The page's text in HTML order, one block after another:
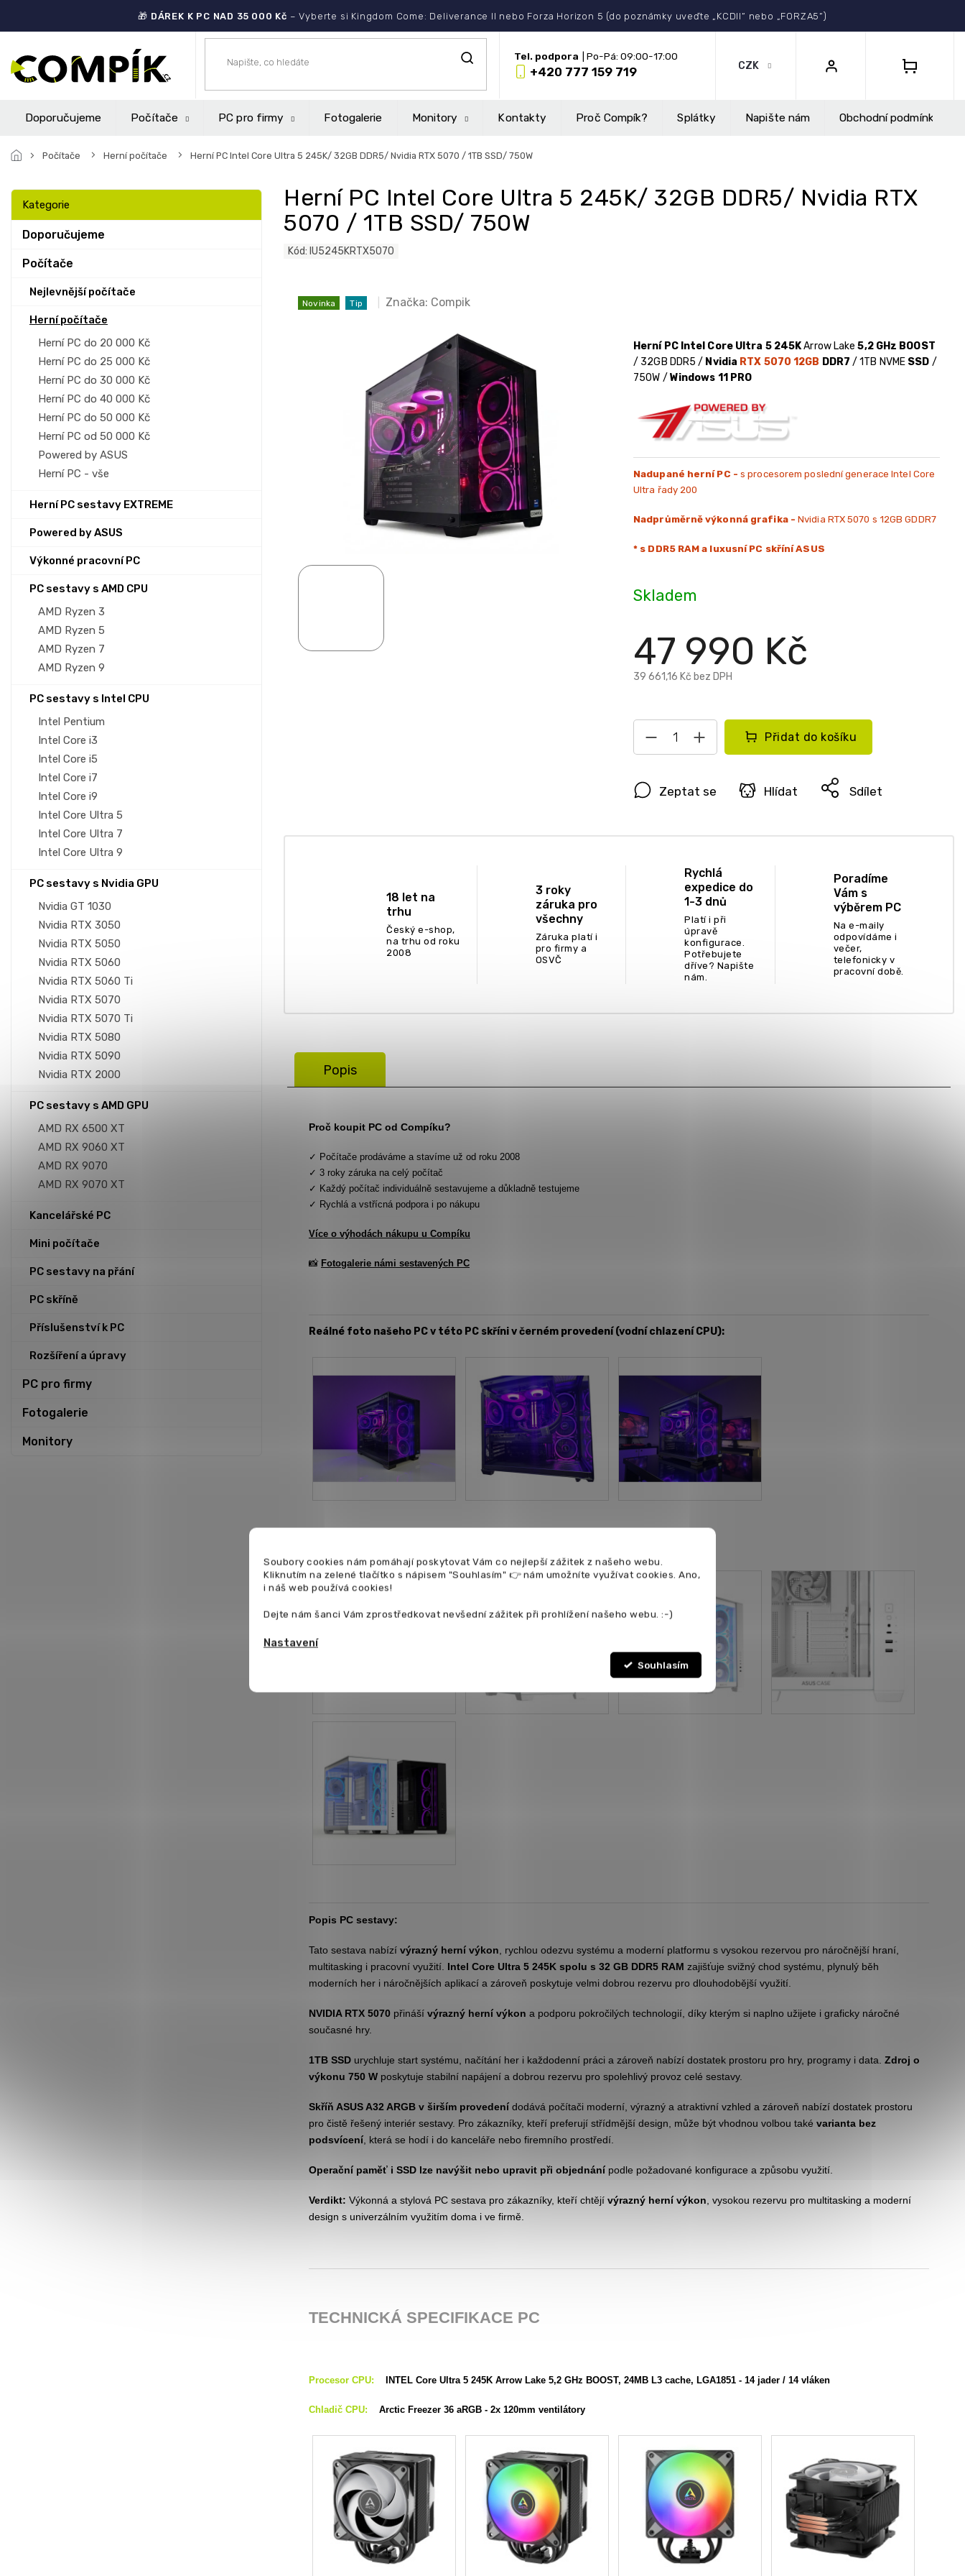
Soubory cookies nám pomáhají poskytovat Vám co nejlepší zážitek z našeho webu.
Kliknutím na zelené tlačítko s nápisem "Souhlasím" 👉 nám umožníte využívat cookies. Ano,
i náš web používá cookies!
Dejte nám šanci Vám zprostředkovat nevšední zážitek při prohlížení našeho webu. :-)
Nastavení
Souhlasím
🎁 DÁREK K PC NAD 35 000 Kč – Vyberte si Kingdom Come: Deliverance II nebo Forza Horizon 5 (do poznámky uveďte „KCDII“ nebo „FORZA5“)
+420 777 159 719 CZK
NÁKUPNÍ
Doporučujeme Počítače PC pro firmy Fotogalerie Monitory Kontakty Proč Compík? Splátky Napište nám Obchodní podmínky
Počítače Herní počítače Herní PC Intel Core Ultra 5 245K/ 32GB DDR5/ Nvidia RTX 5070 / 1TB SSD/ 750W
oPřeskočit
kategorie
Kategorie
Doporučujeme
Počítače
Nejlevnější počítače
Herní počítače
Herní PC do 20 000 Kč
Herní PC do 25 000 Kč
Herní PC do 30 000 Kč
Herní PC do 40 000 Kč
Herní PC do 50 000 Kč
Herní PC od 50 000 Kč
Powered by ASUS
Herní PC - vše
Herní PC sestavy EXTREME
Powered by ASUS
Výkonné pracovní PC
PC sestavy s AMD CPU
AMD Ryzen 3
AMD Ryzen 5
AMD Ryzen 7
AMD Ryzen 9
PC sestavy s Intel CPU
Intel Pentium
Intel Core i3
Intel Core i5
Intel Core i7
Intel Core i9
Intel Core Ultra 5
Intel Core Ultra 7
Intel Core Ultra 9
PC sestavy s Nvidia GPU
Nvidia GT 1030
Nvidia RTX 3050
Nvidia RTX 5050
Nvidia RTX 5060
Nvidia RTX 5060 Ti
Nvidia RTX 5070
Nvidia RTX 5070 Ti
Nvidia RTX 5080
Nvidia RTX 5090
Nvidia RTX 2000
PC sestavy s AMD GPU
AMD RX 6500 XT
AMD RX 9060 XT
AMD RX 9070
AMD RX 9070 XT
Kancelářské PC
Mini počítače
PC sestavy na přání
PC skříně
Příslušenství k PC
Rozšíření a úpravy
PC pro firmy
Fotogalerie
Monitory
Herní PC Intel Core Ultra 5 245K/ 32GB DDR5/ Nvidia RTX
5070 / 1TB SSD/ 750W
Kód: IU5245KRTX5070
Novinka Tip Značka: Compik
47 990 Kč
39 661,16 Kč bez DPH
Skladem
Přidat do košíku
Herní PC Intel Core Ultra 5 245KArrow Lake5,2 GHz BOOST
/ 32GB DDR5 / Nvidia RTX 5070 12GB DDR7 / 1TB NVME SSD /
750W / Windows 11 PRO
Nadupané herní PC - s procesorem poslední generace Intel Core
Ultra řady 200
Nadprůměrně výkonná grafika - Nvidia RTX 5070 s 12GB GDDR7
* s DDR5 RAM a luxusní PC skříní ASUS
Zeptat se Hlídat Sdílet
18 let na
trhu
Český e-shop,
na trhu od roku
2008
3 roky
záruka pro
všechny
Záruka platí i
pro firmy a
OSVČ
Rychlá
expedice do
1-3 dnů
Platí i při
úpravě
konfigurace.
Potřebujete
dříve? Napište
nám.
Poradíme
Vám s
výběrem PC
Na e-maily
odpovídáme i
večer,
telefonicky v
pracovní době.
Popis
Proč koupit PC od Compíku?
✓ Počítače prodáváme a stavíme už od roku 2008
✓ 3 roky záruka na celý počítač
✓ Každý počítač individuálně sestavujeme a důkladně testujeme
✓ Rychlá a vstřícná podpora i po nákupu
Více o výhodách nákupu u Compíku
📸 Fotogalerie námi sestavených PC
Reálné foto našeho PC v této PC skříni v černém provedení (vodní chlazení CPU):
Popis PC sestavy:
Tato sestava nabízí výrazný herní výkon , rychlou odezvu systému a moderní platformu s vysokou rezervou pro náročnější hraní,
multitasking i pracovní využití. Intel Core Ultra 5 245K spolu s 32 GB DDR5 RAM zajišťuje svižný chod systému, plynulý běh
moderních her i náročnějších aplikací a zároveň poskytuje velmi dobrou rezervu pro dlouhodobější využití.
NVIDIA RTX 5070 přináší výrazný herní výkon a podporu pokročilých technologií, díky kterým si naplno užijete i graficky náročné
současné hry.
1TB SSD urychluje start systému, načítání her i každodenní práci a zároveň nabízí dostatek prostoru pro hry, programy i data. Zdroj o
výkonu 750 W poskytuje stabilní napájení a dobrou rezervu pro spolehlivý provoz celé sestavy.
Skříň ASUS A32 ARGB v širším provedení dodává počítači moderní, výrazný a atraktivní vzhled a zároveň nabízí dostatek prostoru
pro čistě řešený interiér sestavy. Pro zákazníky, kteří preferují střídmější design, může být vhodnou volbou také varianta bez
podsvícení, která se hodí i do kanceláře nebo firemního prostředí.
Operační paměť i SSD lze navýšit nebo upravit při objednánípodle požadované konfigurace a způsobu využití.
Verdikt: Výkonná a stylová PC sestava pro zákazníky, kteří chtějí výrazný herní výkon , vysokou rezervu pro multitasking a moderní
design s univerzálním využitím doma i ve firmě.
TECHNICKÁ SPECIFIKACE PC
Procesor CPU: INTEL Core Ultra 5 245K Arrow Lake 5,2 GHz BOOST, 24MB L3 cache, LGA1851 - 14 jader / 14 vláken
Chladič CPU: Arctic Freezer 36 aRGB - 2x 120mm ventilátory
Select Language ▼